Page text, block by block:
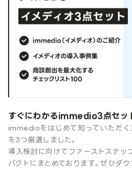
すぐにわかるimmedio3点セッ
immedioをはじめて知っていただ
を3つ厳選しました。
導入検討に向けてファーストステッ
パクトにまとめております。ぜひダウ